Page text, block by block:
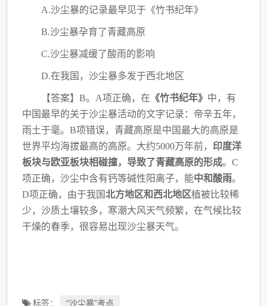
A.沙尘暴的记录最早见于《竹书纪年》
B.沙尘暴孕育了青藏高原
C.沙尘暴减缓了酸雨的影响
D.在我国，沙尘暴多发于西北地区
【答案】B。A项正确，在 《竹书纪年》 中，有
中国最早的关于沙尘暴活动的文字记录： 帝辛五年，
雨土于毫。B项错误，青藏高原是中国最大的高原是
世界平均海拔最高的高原。 大约5000万年前， 印度洋
板块与欧亚板块相碰撞，导致了青藏高原的形成。C
项正确，沙尘中含有钙等碱性阳离子，能中和酸雨。
D项正确，由于我国北方地区和西北地区植被比较稀
少，沙质土壤较多，寒潮大风天气频繁，在气候比较
干燥的春季，很容易出现沙尘暴天气。
标签： “沙尘暴”考点